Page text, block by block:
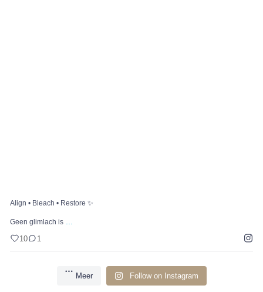
Align • Bleach • Restore ✨
Geen glimlach is
10 1
Meer Follow on Instagram